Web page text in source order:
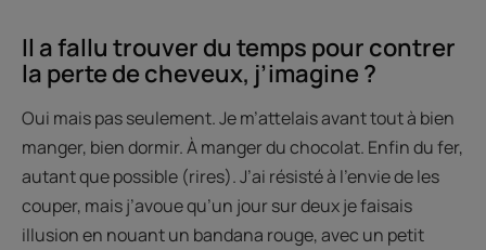
Il a fallu trouver du temps pour contrer
la perte de cheveux, j’imagine ?
Oui mais pas seulement. Je m’attelais avant tout à bien
manger, bien dormir. À manger du chocolat. Enfin du fer,
autant que possible (rires). J’ai résisté à l’envie de les
couper, mais j’avoue qu’un jour sur deux je faisais
illusion en nouant un bandana rouge, avec un petit